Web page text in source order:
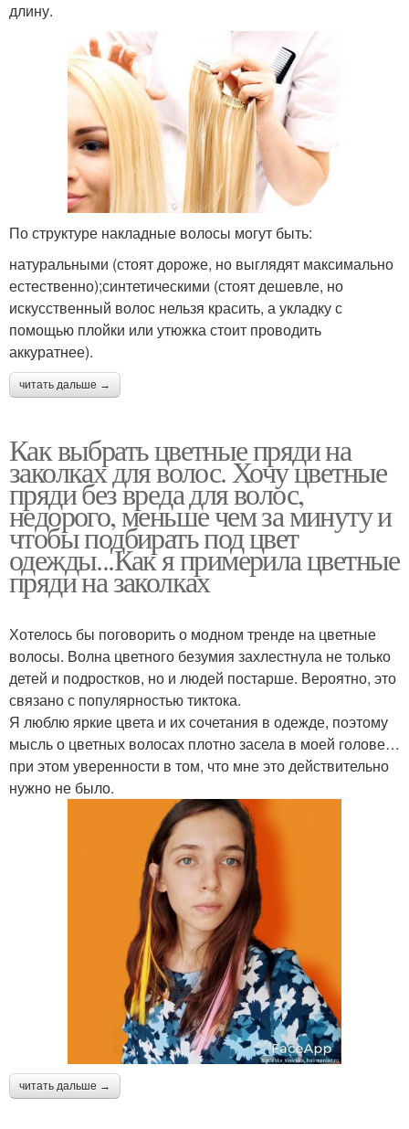
длину.
По структуре накладные волосы могут быть:
натуральными (стоят дороже, но выглядят максимально
естественно);синтетическими (стоят дешевле, но
искусственный волос нельзя красить, а укладку с
помощью плойки или утюжка стоит проводить
аккуратнее).
читать дальше →
Как выбрать цветные пряди на
заколках для волос. Хочу цветные
пряди без вреда для волос,
недорого, меньше чем за минуту и
чтобы подбирать под цвет
одежды...Как я примерила цветные
пряди на заколках
Хотелось бы поговорить о модном тренде на цветные
волосы. Волна цветного безумия захлестнула не только
детей и подростков, но и людей постарше. Вероятно, это
связано с популярностью тиктока.
Я люблю яркие цвета и их сочетания в одежде, поэтому
мысль о цветных волосах плотно засела в моей голове…
при этом уверенности в том, что мне это действительно
нужно не было.
читать дальше →